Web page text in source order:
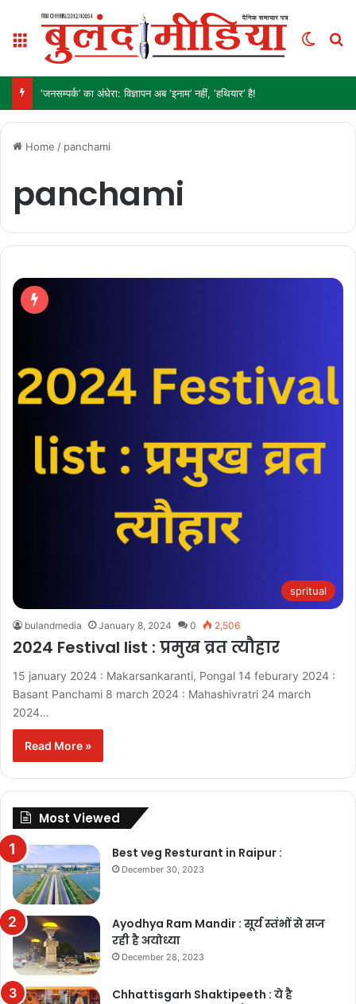
Menu
‘जनसम्पर्क’ का अंधेरा: विज्ञापन अब ‘इनाम’ नहीं, ‘हथियार’ है!
Home / panchami
panchami
spritual
bulandmedia January 8, 2024 0 2,506
2024 Festival list : प्रमुख व्रत त्यौहार
15 january 2024 : Makarsankaranti, Pongal 14 feburary 2024 :
Basant Panchami 8 march 2024 : Mahashivratri 24 march
2024…
Read More »
Most Viewed
Best veg Resturant in Raipur :
December 30, 2023
Ayodhya Ram Mandir : सूर्य स्तंभों से सज
रही है अयोध्या
December 28, 2023
Chhattisgarh Shaktipeeth : ये है